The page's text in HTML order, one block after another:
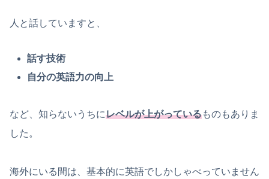
人と話していますと、
話す技術
自分の英語力の向上
など、知らないうちにレベルが上がっているものもありま
した。
海外にいる間は、基本的に英語でしかしゃべっていません